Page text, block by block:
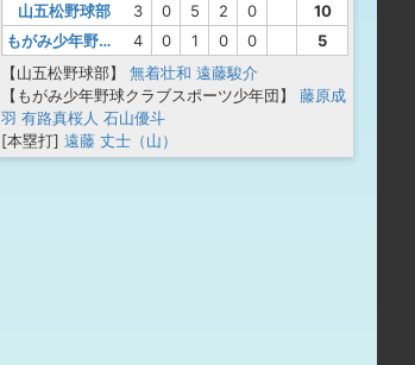
山五松野球部
3 0 5 2 0
10
もがみ少年野球クラブスポーツ少年団
4 0 1 0 0
5
【山五松野球部】
無着壮和 遠藤駿介
【もがみ少年野球クラブスポーツ少年団】
藤原成
羽 有路真桜人 石山優斗
[本塁打] 遠藤 丈士（山）